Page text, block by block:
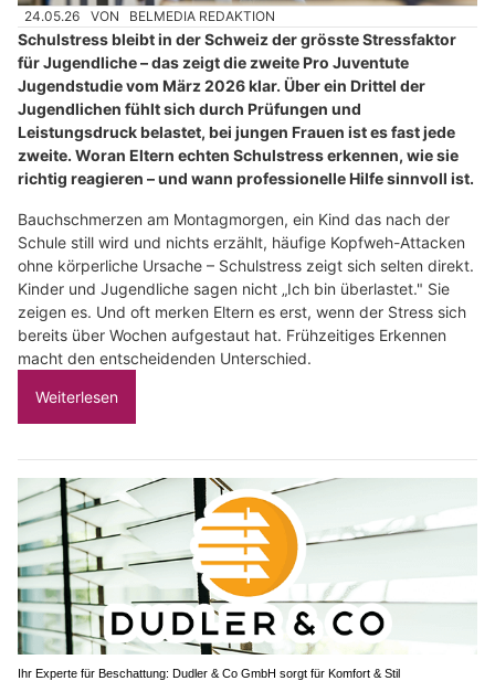
24.05.26 VON BELMEDIA REDAKTION
Schulstress bleibt in der Schweiz der grösste Stressfaktor
für Jugendliche – das zeigt die zweite Pro Juventute
Jugendstudie vom März 2026 klar. Über ein Drittel der
Jugendlichen fühlt sich durch Prüfungen und
Leistungsdruck belastet, bei jungen Frauen ist es fast jede
zweite. Woran Eltern echten Schulstress erkennen, wie sie
richtig reagieren – und wann professionelle Hilfe sinnvoll ist.
Bauchschmerzen am Montagmorgen, ein Kind das nach der
Schule still wird und nichts erzählt, häufige Kopfweh-Attacken
ohne körperliche Ursache – Schulstress zeigt sich selten direkt.
Kinder und Jugendliche sagen nicht „Ich bin überlastet." Sie
zeigen es. Und oft merken Eltern es erst, wenn der Stress sich
bereits über Wochen aufgestaut hat. Frühzeitiges Erkennen
macht den entscheidenden Unterschied.
Weiterlesen
Ihr Experte für Beschattung: Dudler & Co GmbH sorgt für Komfort & Stil